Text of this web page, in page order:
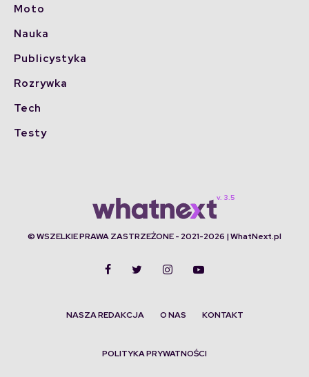
Moto
Nauka
Publicystyka
Rozrywka
Tech
Testy
© WSZELKIE PRAWA ZASTRZEŻONE - 2021-2026 | WhatNext.pl
NASZA REDAKCJA O NAS KONTAKT
POLITYKA PRYWATNOŚCI